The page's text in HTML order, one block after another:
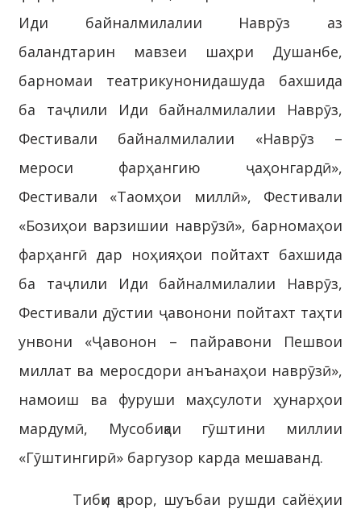
Иди байналмилалии Наврӯз аз
баландтарин мавзеи шаҳри Душанбе,
барномаи театрикунонидашуда бахшида
ба таҷлили Иди байналмилалии Наврӯз,
Фестивали байналмилалии «Наврӯз –
мероси фарҳангию ҷаҳонгардӣ»,
Фестивали «Таомҳои миллӣ», Фестивали
«Бозиҳои варзишии наврӯзӣ», барномаҳои
фарҳангӣ дар ноҳияҳои пойтахт бахшида
ба таҷлили Иди байналмилалии Наврӯз,
Фестивали дӯстии ҷавонони пойтахт таҳти
унвони «Ҷавонон – пайравони Пешвои
миллат ва меросдори анъанаҳои наврӯзӣ»,
намоиш ва фуруши маҳсулоти ҳунарҳои
мардумӣ, Мусобиқаи гӯштини миллии
«Гӯштингирӣ» баргузор карда мешаванд.
Тибқи қарор, шуъбаи рушди сайёҳии